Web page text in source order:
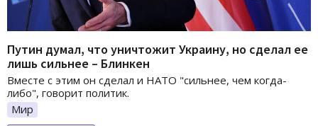
Путин думал, что уничтожит Украину, но сделал ее
лишь сильнее – Блинкен
Вместе с этим он сделал и НАТО "сильнее, чем когда-
либо", говорит политик.
Мир